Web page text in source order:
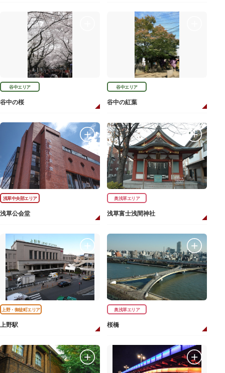
谷中エリア
谷中の桜
谷中エリア
谷中の紅葉
浅草中央部エリア
浅草公会堂
奥浅草エリア
浅草富士浅間神社
上野・御徒町エリア
上野駅
奥浅草エリア
桜橋